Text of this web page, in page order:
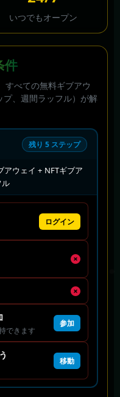
いつでもオープン
件
すべての無料ギブアウ
プ、週間ラッフル）が解
残り 5 ステップ
ウェイ + NFTギブア
ル
ログイン
できます
参加
移動